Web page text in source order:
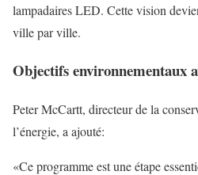
lampadaires LED. Cette vision
ville par ville.
Objectifs environnementaux
Peter McCartt, directeur de la
l’énergie, a ajouté:
«Ce programme est une étape